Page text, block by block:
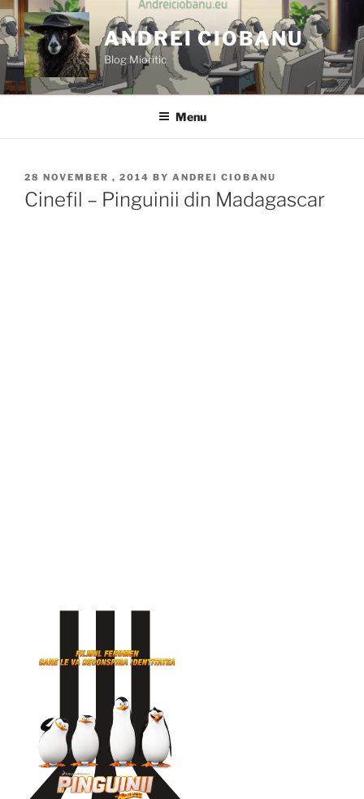
Skip
to
content
ANDREI CIOBANU
Blog Mioritic
Menu
POSTED
ON
28 NOVEMBER , 2014 BY ANDREI CIOBANU
Cinefil – Pinguinii din Madagascar